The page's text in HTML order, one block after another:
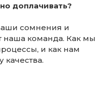
доплачивать?
сомнения и
наша команда. Как мы
и как нам
качества.